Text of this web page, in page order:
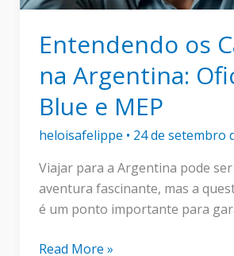
Entendendo os
na Argentina:
Blue e MEP
heloisafelippe • 24 de setembro
Viajar para a Argentina pode
aventura fascinante, mas a
é um ponto importante para
Entendendo
Read More »